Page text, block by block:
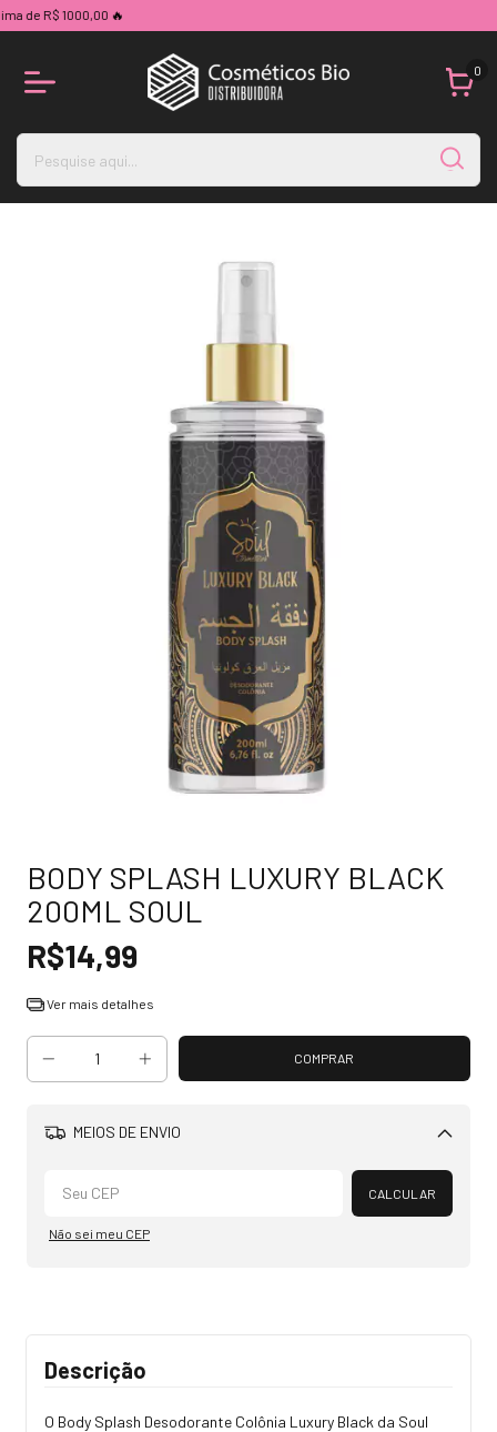
de R$ 1000,00 🔥
0
BODY SPLASH LUXURY BLACK
200ML SOUL
R$14,99
Ver mais detalhes
MEIOS DE ENVIO
Alterar CEP
CALCULAR
Não sei meu CEP
Descrição
O Body Splash Desodorante Colônia Luxury Black da Soul